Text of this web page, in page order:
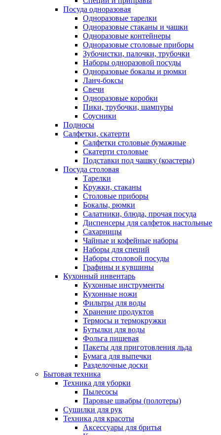
Посуда одноразовая
Одноразовые тарелки
Одноразовые стаканы и чашки
Одноразовые контейнеры
Одноразовые столовые приборы
Зубочистки, палочки, трубочки
Наборы одноразовой посуды
Одноразовые бокалы и рюмки
Ланч-боксы
Свечи
Одноразовые коробки
Пики, трубочки, шампуры
Соусники
Подносы
Салфетки, скатерти
Салфетки столовые бумажные
Скатерти столовые
Подставки под чашку (коастеры)
Посуда столовая
Тарелки
Кружки, стаканы
Столовые приборы
Бокалы, рюмки
Салатники, блюда, прочая посуда
Диспенсеры для салфеток настольные
Сахарницы
Чайные и кофейные наборы
Наборы для специй
Наборы столовой посуды
Графины и кувшины
Кухонный инвентарь
Кухонные инструменты
Кухонные ножи
Фильтры для воды
Хранение продуктов
Термосы и термокружки
Бутылки для воды
Фольга пищевая
Пакеты для приготовления льда
Бумага для выпечки
Разделочные доски
Бытовая техника
Техника для уборки
Пылесосы
Паровые швабры (полотеры)
Сушилки для рук
Техника для красоты
Аксессуары для бритья